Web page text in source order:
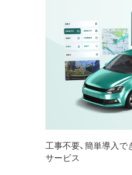
工事不要、簡単導入
サービス